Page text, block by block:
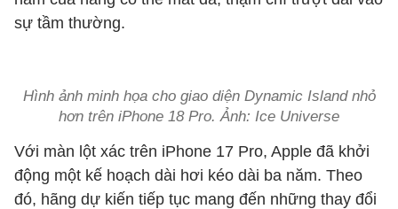
sự tầm thường.
Hình ảnh minh họa cho giao diện Dynamic Island nhỏ
hơn trên iPhone 18 Pro. Ảnh: Ice Universe
Với màn lột xác trên iPhone 17 Pro, Apple đã khởi
động một kế hoạch dài hơi kéo dài ba năm. Theo
đó, hãng dự kiến tiếp tục mang đến những thay đổi